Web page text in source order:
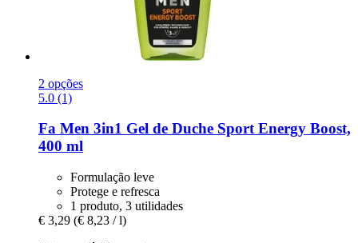
2 opções
5.0 (1)
Fa Men 3in1 Gel de Duche Sport Energy Boost,
400 ml
Formulação leve
Protege e refresca
1 produto, 3 utilidades
€ 3,29 (€ 8,23 / l)